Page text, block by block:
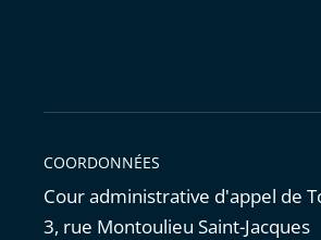
COORDONNÉES
Cour administrative d'appel de
3, rue Montoulieu Saint-Jacques